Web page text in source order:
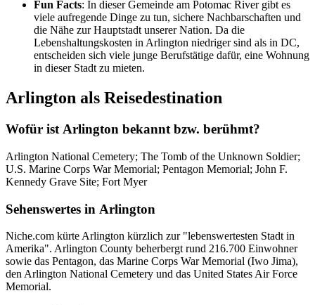
Fun Facts: In dieser Gemeinde am Potomac River gibt es
viele aufregende Dinge zu tun, sichere Nachbarschaften und
die Nähe zur Hauptstadt unserer Nation. Da die
Lebenshaltungskosten in Arlington niedriger sind als in DC,
entscheiden sich viele junge Berufstätige dafür, eine Wohnung
in dieser Stadt zu mieten.
Arlington als Reisedestination
Wofür ist Arlington bekannt bzw. berühmt?
Arlington National Cemetery; The Tomb of the Unknown Soldier;
U.S. Marine Corps War Memorial; Pentagon Memorial; John F.
Kennedy Grave Site; Fort Myer
Sehenswertes in Arlington
Niche.com kürte Arlington kürzlich zur "lebenswertesten Stadt in
Amerika". Arlington County beherbergt rund 216.700 Einwohner
sowie das Pentagon, das Marine Corps War Memorial (Iwo Jima),
den Arlington National Cemetery und das United States Air Force
Memorial.